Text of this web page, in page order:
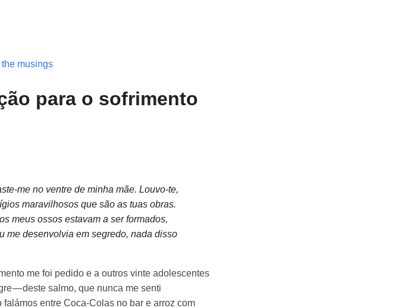
musings
para o sofrimento
me no ventre de minha mãe. Louvo-te,
maravilhosos que são as tuas obras.
meus ossos estavam a ser formados,
me desenvolvia em segredo, nada disso
me foi pedido e a outros vinte adolescentes
— deste salmo, que nunca me senti
entre Coca-Colas no bar e arroz com